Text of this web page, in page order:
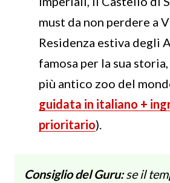
must da non perdere a
Residenza estiva degli
famosa per la sua
più antico zoo del
guidata in italiano +
prioritario).
Consiglio del Guru:se il